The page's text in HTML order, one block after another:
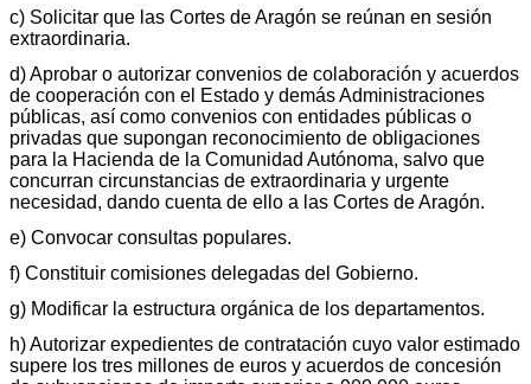
c) Solicitar que las Cortes de Aragón se reúnan en sesión
extraordinaria.
d) Aprobar o autorizar convenios de colaboración y acuerdos
de cooperación con el Estado y demás Administraciones
públicas, así como convenios con entidades públicas o
privadas que supongan reconocimiento de obligaciones
para la Hacienda de la Comunidad Autónoma, salvo que
concurran circunstancias de extraordinaria y urgente
necesidad, dando cuenta de ello a las Cortes de Aragón.
e) Convocar consultas populares.
f) Constituir comisiones delegadas del Gobierno.
g) Modificar la estructura orgánica de los departamentos.
h) Autorizar expedientes de contratación cuyo valor estimado
supere los tres millones de euros y acuerdos de concesión